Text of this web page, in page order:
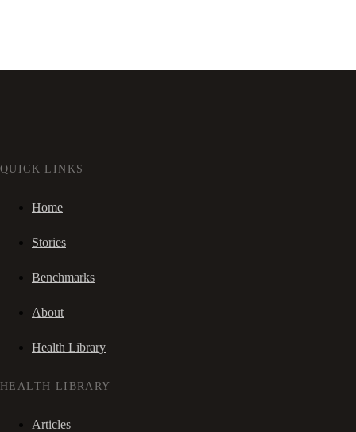
QUICK LINKS
Home
Stories
Benchmarks
About
Health Library
HEALTH LIBRARY
Articles